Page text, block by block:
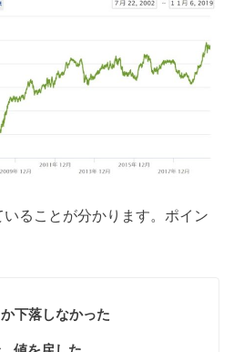
ることが分かります。ポイン
下落しなかった